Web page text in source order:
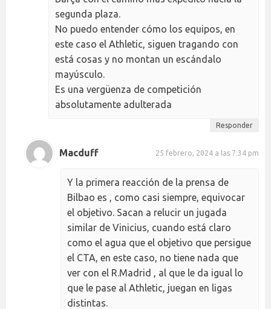
segunda plaza.
No puedo entender cómo los equipos, en
este caso el Athletic, siguen tragando con
está cosas y no montan un escándalo
mayúsculo.
Es una vergüenza de competición
absolutamente adulterada
Responder
Macduff 25 febrero, 2024 a las 7:34 pm
Y la primera reacción de la prensa de
Bilbao es , como casi siempre, equivocar
el objetivo. Sacan a relucir un jugada
similar de Vinicius, cuando está claro
como el agua que el objetivo que persigue
el CTA, en este caso, no tiene nada que
ver con el R.Madrid , al que le da igual lo
que le pase al Athletic, juegan en ligas
distintas.